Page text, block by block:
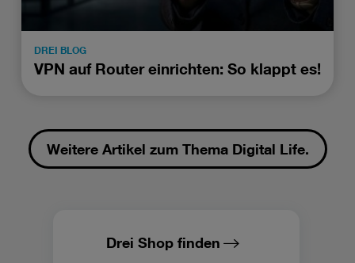
DREI BLOG
VPN auf Router einrichten: So klappt es!
Weitere Artikel zum Thema Digital Life.
Drei Shop finden